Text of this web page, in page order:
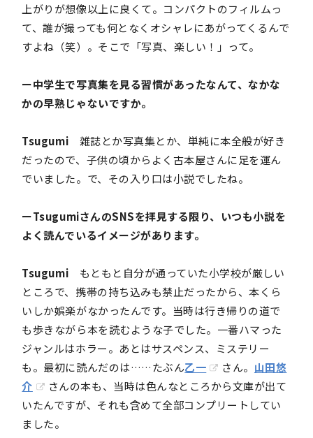
上がりが想像以上に良くて。コンパクトのフィルムっ
て、誰が撮っても何となくオシャレにあがってくるんで
すよね（笑）。そこで「写真、楽しい！」って。
ー中学生で写真集を見る習慣があったなんて、なかな
かの早熟じゃないですか。
Tsugumi 雑誌とか写真集とか、単純に本全般が好き
だったので、子供の頃からよく古本屋さんに足を運ん
でいました。で、その入り口は小説でしたね。
ーTsugumiさんのSNSを拝見する限り、いつも小説を
よく読んでいるイメージがあります。
Tsugumi もともと自分が通っていた小学校が厳しい
ところで、携帯の持ち込みも禁止だったから、本くら
いしか娯楽がなかったんです。当時は行き帰りの道で
も歩きながら本を読むような子でした。一番ハマった
ジャンルはホラー。あとはサスペンス、ミステリー
も。最初に読んだのは……たぶん乙一 さん。 山田悠
介
さんの本も、当時は色んなところから文庫が出て
いたんですが、それも含めて全部コンプリートしてい
ました。